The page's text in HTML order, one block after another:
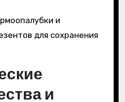
и
для сохранения
и